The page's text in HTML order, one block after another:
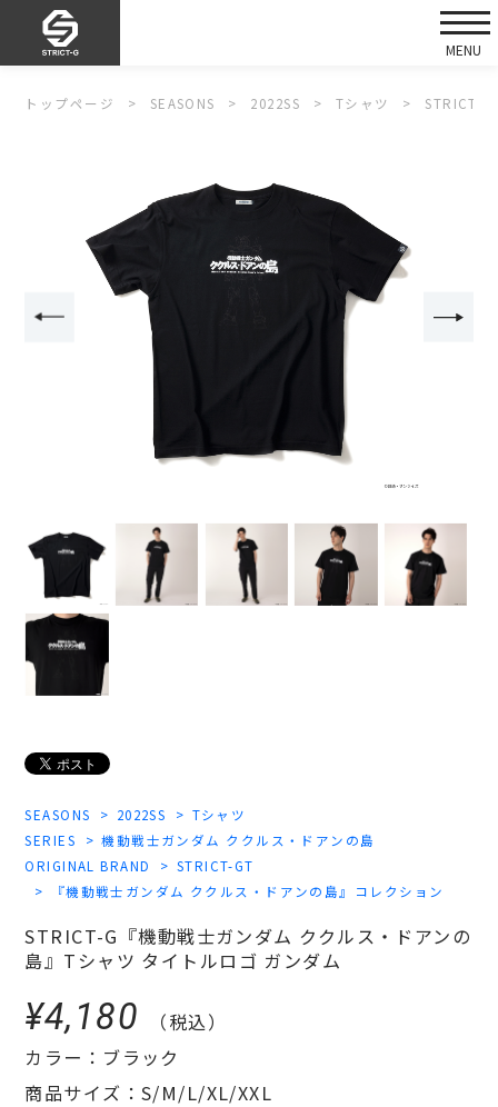
トップページ SEASONS 2022SS Tシャツ STRICT-
SEASONS 2022SS
Tシャツ
SERIES
機動戦士ガンダム ククルス・ドアンの島
ORIGINAL BRAND
STRICT-GT
『機動戦士ガンダム ククルス・ドアンの島』コレクション
STRICT-G『機動戦士ガンダム ククルス・ドアンの
島』Tシャツ タイトルロゴ ガンダム
¥4,180
（税込）
カラー：ブラック
商品サイズ：S/M/L/XL/XXL